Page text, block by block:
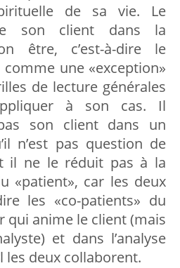
de sa vie. Le
son client dans la
être, c’est-à-dire le
une «exception»
de lecture générales
à son cas. Il
son client dans un
n’est pas question de
il ne le réduit pas à la
«patient», car les deux
les «co-patients» du
qui anime le client (mais
et dans l’analyse
deux collaborent.